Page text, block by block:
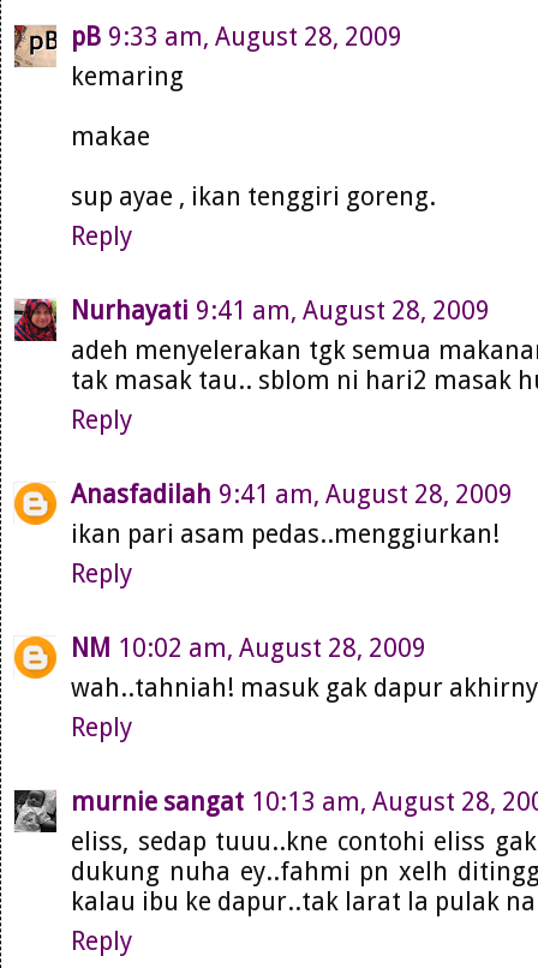
pB 9:33 am, August 28, 2009
kemaring
makae
sup ayae , ikan tenggiri goreng.
Reply
Nurhayati 9:41 am, August 28, 2009
adeh menyelerakan tgk semua
tak masak tau.. sblom ni hari2 masak
Reply
Anasfadilah 9:41 am, August 28, 2009
ikan pari asam pedas..menggiurkan!
Reply
NM 10:02 am, August 28, 2009
wah..tahniah! masuk gak dapur
Reply
murnie sangat 10:13 am, August 28,
eliss, sedap tuuu..kne contohi eliss
dukung nuha ey..fahmi pn xelh
kalau ibu ke dapur..tak larat la pulak
Reply